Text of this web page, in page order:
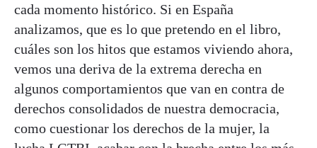
cada momento histórico. Si en España
analizamos, que es lo que pretendo en el libro,
cuáles son los hitos que estamos viviendo ahora,
vemos una deriva de la extrema derecha en
algunos comportamientos que van en contra de
derechos consolidados de nuestra democracia,
como cuestionar los derechos de la mujer, la